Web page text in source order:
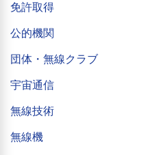
免許取得
公的機関
団体・無線クラブ
宇宙通信
無線技術
無線機